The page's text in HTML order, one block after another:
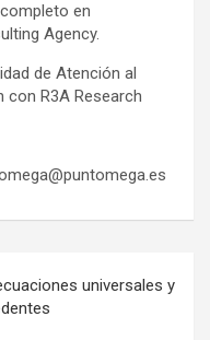
en
Agency.
de Atención al
con R3A Research
universales y